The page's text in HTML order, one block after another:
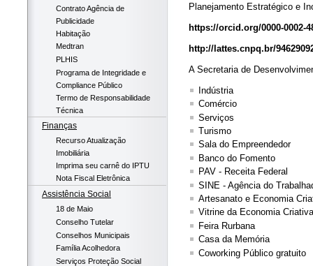
Contrato Agência de
Publicidade
Habitação
Medtran
PLHIS
Programa de Integridade e
Compliance Público
Termo de Responsabilidade
Técnica
Finanças
Recurso Atualização
Imobiliária
Imprima seu carnê do IPTU
Nota Fiscal Eletrônica
Assistência Social
18 de Maio
Conselho Tutelar
Conselhos Municipais
Família Acolhedora
Serviços Proteção Social
Planejamento Estratégico e
https://orcid.org/0000-0002-
http://lattes.cnpq.br/
A Secretaria de
Indústria
Comércio
Serviços
Turismo
Sala do Empreendedor
Banco do Fomento
PAV - Receita Federal
SINE - Agência do
Artesanato e Economia
Vitrine da Economia Criativa
Feira Rurbana
Casa da Memória
Coworking Público gratuito